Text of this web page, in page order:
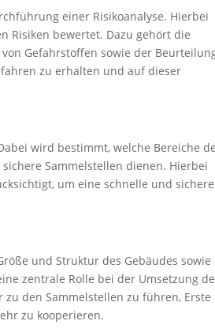
einer Risikoanalyse. Hierbei
Risiken bewertet. Dazu gehört die
Gefahrstoffen sowie der
zu erhalten und auf dieser
wird bestimmt, welche Bereiche
Sammelstellen dienen. Hierbei
um eine schnelle und sichere
und Struktur des Gebäudes sowie
zentrale Rolle bei der Umsetzung
den Sammelstellen zu führen, Erste
zu kooperieren.